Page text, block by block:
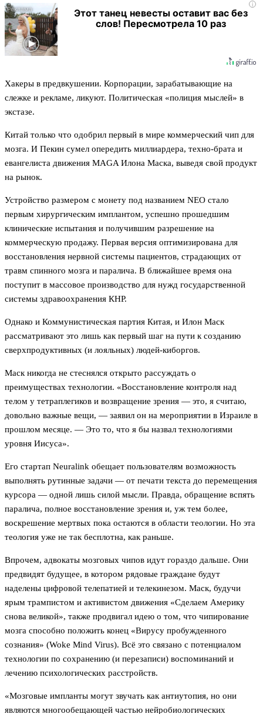
i
Этот танец невесты оставит вас без
слов! Пересмотрела 10 раз
Хакеры в предвкушении. Корпорации, зарабатывающие на
слежке и рекламе, ликуют. Политическая «полиция мыслей» в
экстазе.
Китай только что одобрил первый в мире коммерческий чип для
мозга. И Пекин сумел опередить миллиардера, техно-брата и
евангелиста движения MAGA Илона Маска, выведя свой продукт
на рынок.
Устройство размером с монету под названием NEO стало
первым хирургическим имплантом, успешно прошедшим
клинические испытания и получившим разрешение на
коммерческую продажу. Первая версия оптимизирована для
восстановления нервной системы пациентов, страдающих от
травм спинного мозга и паралича. В ближайшее время она
поступит в массовое производство для нужд государственной
системы здравоохранения КНР.
Однако и Коммунистическая партия Китая, и Илон Маск
рассматривают это лишь как первый шаг на пути к созданию
сверхпродуктивных (и лояльных) людей-киборгов.
Маск никогда не стеснялся открыто рассуждать о
преимуществах технологии. «Восстановление контроля над
телом у тетраплегиков и возвращение зрения — это, я считаю,
довольно важные вещи, — заявил он на мероприятии в Израиле в
прошлом месяце. — Это то, что я бы назвал технологиями
уровня Иисуса».
Его стартап Neuralink обещает пользователям возможность
выполнять рутинные задачи — от печати текста до перемещения
курсора — одной лишь силой мысли. Правда, обращение вспять
паралича, полное восстановление зрения и, уж тем более,
воскрешение мертвых пока остаются в области теологии. Но эта
теология уже не так бесплотна, как раньше.
Впрочем, адвокаты мозговых чипов идут гораздо дальше. Они
предвидят будущее, в котором рядовые граждане будут
наделены цифровой телепатией и телекинезом. Маск, будучи
ярым трампистом и активистом движения «Сделаем Америку
снова великой», также продвигал идею о том, что чипирование
мозга способно положить конец «Вирусу пробужденного
сознания» (Woke Mind Virus). Всё это связано с потенциалом
технологии по сохранению (и перезаписи) воспоминаний и
лечению психологических расстройств.
«Мозговые импланты могут звучать как антиутопия, но они
являются многообещающей частью нейробиологических